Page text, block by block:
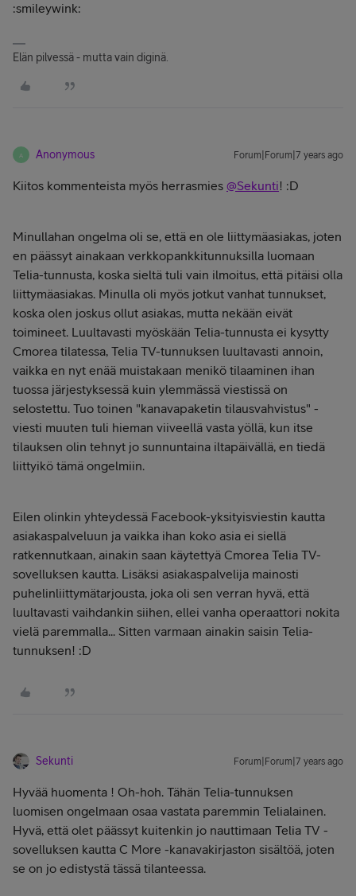
:smileywink:
Elän pilvessä - mutta vain diginä.
A Anonymous Forum|Forum|7 years ago
Kiitos kommenteista myös herrasmies @Sekunti! :D
Minullahan ongelma oli se, että en ole liittymäasiakas, joten
en päässyt ainakaan verkkopankkitunnuksilla luomaan
Telia-tunnusta, koska sieltä tuli vain ilmoitus, että pitäisi olla
liittymäasiakas. Minulla oli myös jotkut vanhat tunnukset,
koska olen joskus ollut asiakas, mutta nekään eivät
toimineet. Luultavasti myöskään Telia-tunnusta ei kysytty
Cmorea tilatessa, Telia TV-tunnuksen luultavasti annoin,
vaikka en nyt enää muistakaan menikö tilaaminen ihan
tuossa järjestyksessä kuin ylemmässä viestissä on
selostettu. Tuo toinen "kanavapaketin tilausvahvistus" -
viesti muuten tuli hieman viiveellä vasta yöllä, kun itse
tilauksen olin tehnyt jo sunnuntaina iltapäivällä, en tiedä
liittyikö tämä ongelmiin.
Eilen olinkin yhteydessä Facebook-yksityisviestin kautta
asiakaspalveluun ja vaikka ihan koko asia ei siellä
ratkennutkaan, ainakin saan käytettyä Cmorea Telia TV-
sovelluksen kautta. Lisäksi asiakaspalvelija mainosti
puhelinliittymätarjousta, joka oli sen verran hyvä, että
luultavasti vaihdankin siihen, ellei vanha operaattori nokita
vielä paremmalla... Sitten varmaan ainakin saisin Telia-
tunnuksen! :D
Sekunti Forum|Forum|7 years ago
Hyvää huomenta ! Oh-hoh. Tähän Telia-tunnuksen
luomisen ongelmaan osaa vastata paremmin Telialainen.
Hyvä, että olet päässyt kuitenkin jo nauttimaan Telia TV -
sovelluksen kautta C More -kanavakirjaston sisältöä, joten
se on jo edistystä tässä tilanteessa.